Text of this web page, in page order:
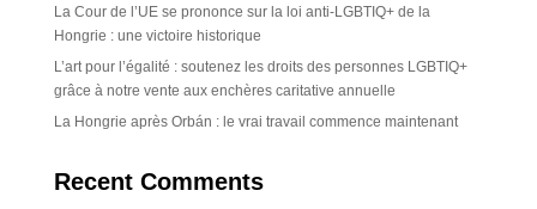
La Cour de l’UE se prononce sur la loi anti-LGBTIQ+ de la
Hongrie : une victoire historique
L’art pour l’égalité : soutenez les droits des personnes LGBTIQ+
grâce à notre vente aux enchères caritative annuelle
La Hongrie après Orbán : le vrai travail commence maintenant
Recent Comments